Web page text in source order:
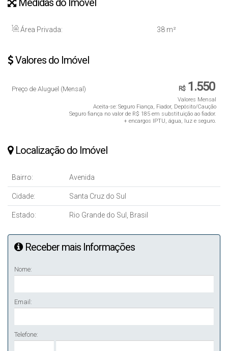
Medidas do Imóvel
Área Privada: 38 m²
Valores do Imóvel
R$1.550
Preço de Aluguel (Mensal)
Valores Mensal
Aceita-se: Seguro Fiança, Fiador, Depósito/Caução
Seguro fiança no valor de R$ 185 em substituição ao fiador.
+ encargos IPTU, água, luz e seguro.
Localização do Imóvel
Bairro: Avenida
Cidade: Santa Cruz do Sul
Estado: Rio Grande do Sul, Brasil
Receber mais Informações
Nome:
Email:
Telefone: